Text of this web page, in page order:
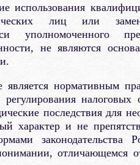
использования
лиц или
уполномоченного
не являются
является нормативным
регулирования
последствия для
характер и не
отличающемся